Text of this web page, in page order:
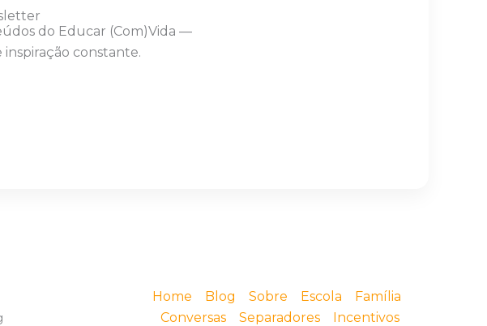
do Educar (Com)Vida —
constante.
Home Blog Sobre Escola
Família
Conversas
Separadores
Incentivos